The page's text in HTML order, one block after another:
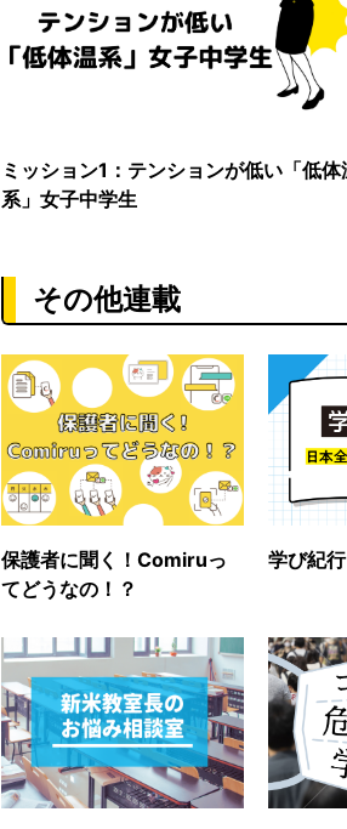
ミッション1：テンションが低い「低体
系」女子中学生
その他連載
保護者に聞く！Comiruっ
てどうなの！？
学び紀行